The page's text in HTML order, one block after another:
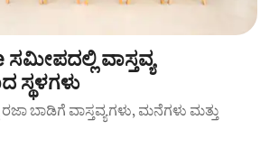
ಸಮೀಪದಲ್ಲಿ ವಾಸ್ತವ್ಯ
ಸ್ಥಳಗಳು
ಬಾಡಿಗೆ ವಾಸ್ತವ್ಯಗಳು, ಮನೆಗಳು ಮತ್ತು